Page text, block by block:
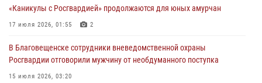
23 июля 2026, 00:00
Координационного совета по вопросам частной охранной
деятельности при Управлении Росгвардии по Амурской области
21 июля 2026, 01:10
«Каникулы с Росгвардией» продолжаются для юных амурчан
17 июля 2026, 01:55 2
В Благовещенске сотрудники вневедомственной охраны
Росгвардии отговорили мужчину от необдуманного поступка
15 июля 2026, 03:20